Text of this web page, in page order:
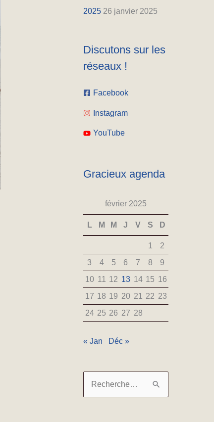
2025 26 janvier 2025
Discutons sur les
réseaux !
Facebook
Instagram
YouTube
Gracieux agenda
février 2025
L M M J V S D
1
2
3
4 5 6 7 8
9
10 11 12 13 14 15 16
17 18 19 20 21 22 23
24 25 26 27 28
« Jan Déc »